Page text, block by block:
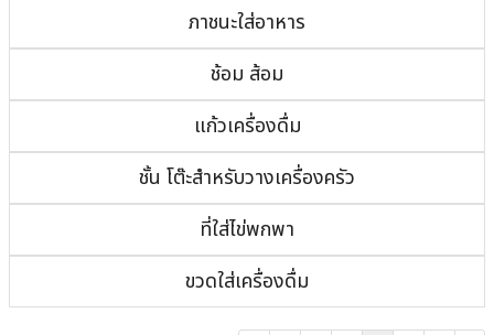
ภาชนะใส่อาหาร
ช้อม ส้อม
แก้วเครื่องดื่ม
ชั้น โต๊ะสำหรับวางเครื่องครัว
ที่ใส่ไข่พกพา
ขวดใส่เครื่องดื่ม